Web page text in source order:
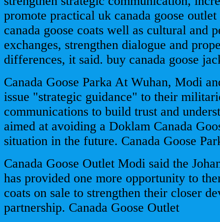
promote practical uk canada goose
canada goose coats well as cultural and
exchanges, strengthen dialogue and
differences, it said. buy canada goose
Canada Goose Parka At Wuhan, Modi
issue "strategic guidance" to their
communications to build trust and
aimed at avoiding a Doklam Canada
situation in the future. Canada Goose
Canada Goose Outlet Modi said the
has provided one more opportunity to
coats on sale to strengthen their closer
partnership. Canada Goose Outlet